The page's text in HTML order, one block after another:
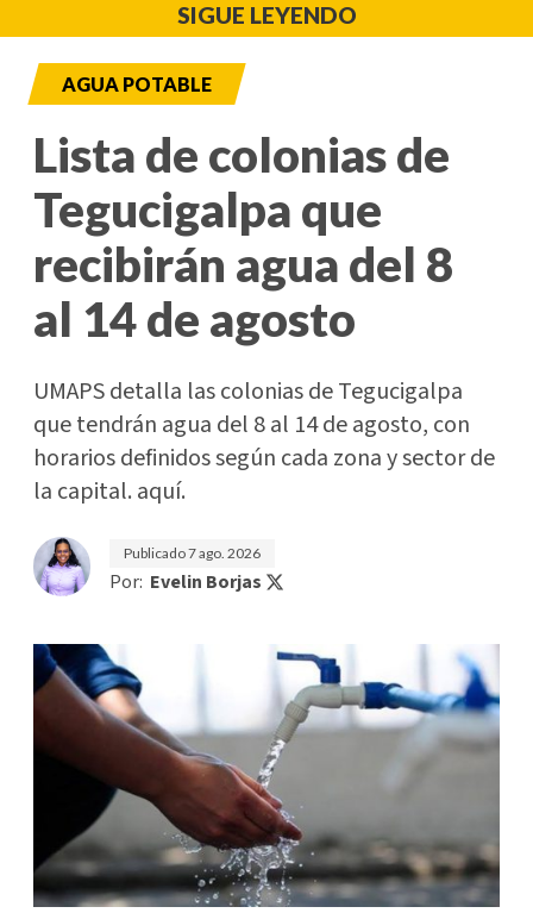
SIGUE LEYENDO
AGUA POTABLE
Lista de colonias de
Tegucigalpa que
recibirán agua del 8
al 14 de agosto
UMAPS detalla las colonias de Tegucigalpa
que tendrán agua del 8 al 14 de agosto, con
horarios definidos según cada zona y sector de
la capital. aquí.
Publicado7 ago. 2026
Por: Evelin Borjas